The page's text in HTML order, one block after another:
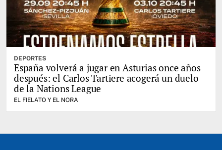
DEPORTES
España volverá a jugar en Asturias once años
después: el Carlos Tartiere acogerá un duelo
de la Nations League
EL FIELATO Y EL NORA